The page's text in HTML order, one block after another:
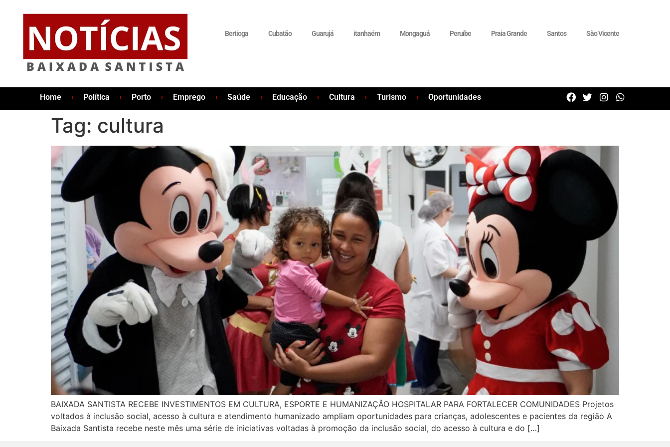
Bertioga Cubatão Guarujá itanhaém Mongaguá Peruíbe Praia Grande Santos São Vicente
Home Política Porto Emprego Saúde Educação Cultura Turismo Oportunidades
Tag: cultura
BAIXADA SANTISTA RECEBE INVESTIMENTOS EM CULTURA, ESPORTE E HUMANIZAÇÃO HOSPITALAR PARA FORTALECER COMUNIDADES Projetos
voltados à inclusão social, acesso à cultura e atendimento humanizado ampliam oportunidades para crianças, adolescentes e pacientes da região A
Baixada Santista recebe neste mês uma série de iniciativas voltadas à promoção da inclusão social, do acesso à cultura e do […]